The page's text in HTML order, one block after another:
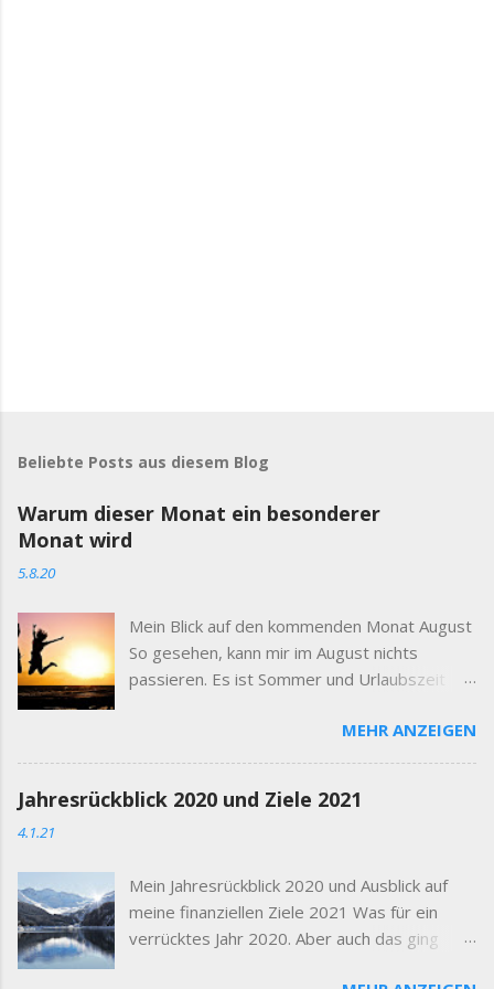
Beliebte Posts aus diesem Blog
Warum dieser Monat ein besonderer
Monat wird
5.8.20
Mein Blick auf den kommenden Monat August
So gesehen, kann mir im August nichts
passieren. Es ist Sommer und Urlaubszeit
meinen Kindern und meiner Familie zu
verbringen. Das ist genau das, was ich will.
und ich um das meiner Familie. Daher ist der
unruhig und volatil sein wie bisher. Ich glaube
die Unternehmen, die ein stabiles digitales
Geschäftsmodell haben, werden weiterhin
MEHR ANZEIGEN
Jahresrückblick 2020 und Ziele 2021
4.1.21
Mein Jahresrückblick 2020 und Ausblick auf
meine finanziellen Ziele 2021 Was für ein
verrücktes Jahr 2020. Aber auch das ging